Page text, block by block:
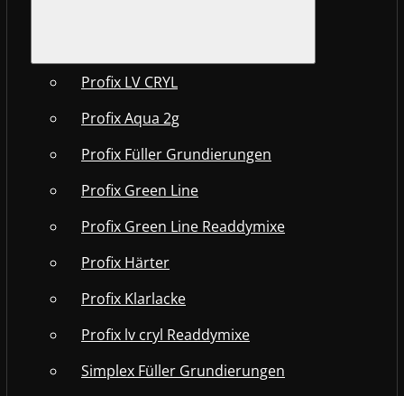
Profix LV CRYL
Profix Aqua 2g
Profix Füller Grundierungen
Profix Green Line
Profix Green Line Readdymixe
Profix Härter
Profix Klarlacke
Profix lv cryl Readdymixe
Simplex Füller Grundierungen